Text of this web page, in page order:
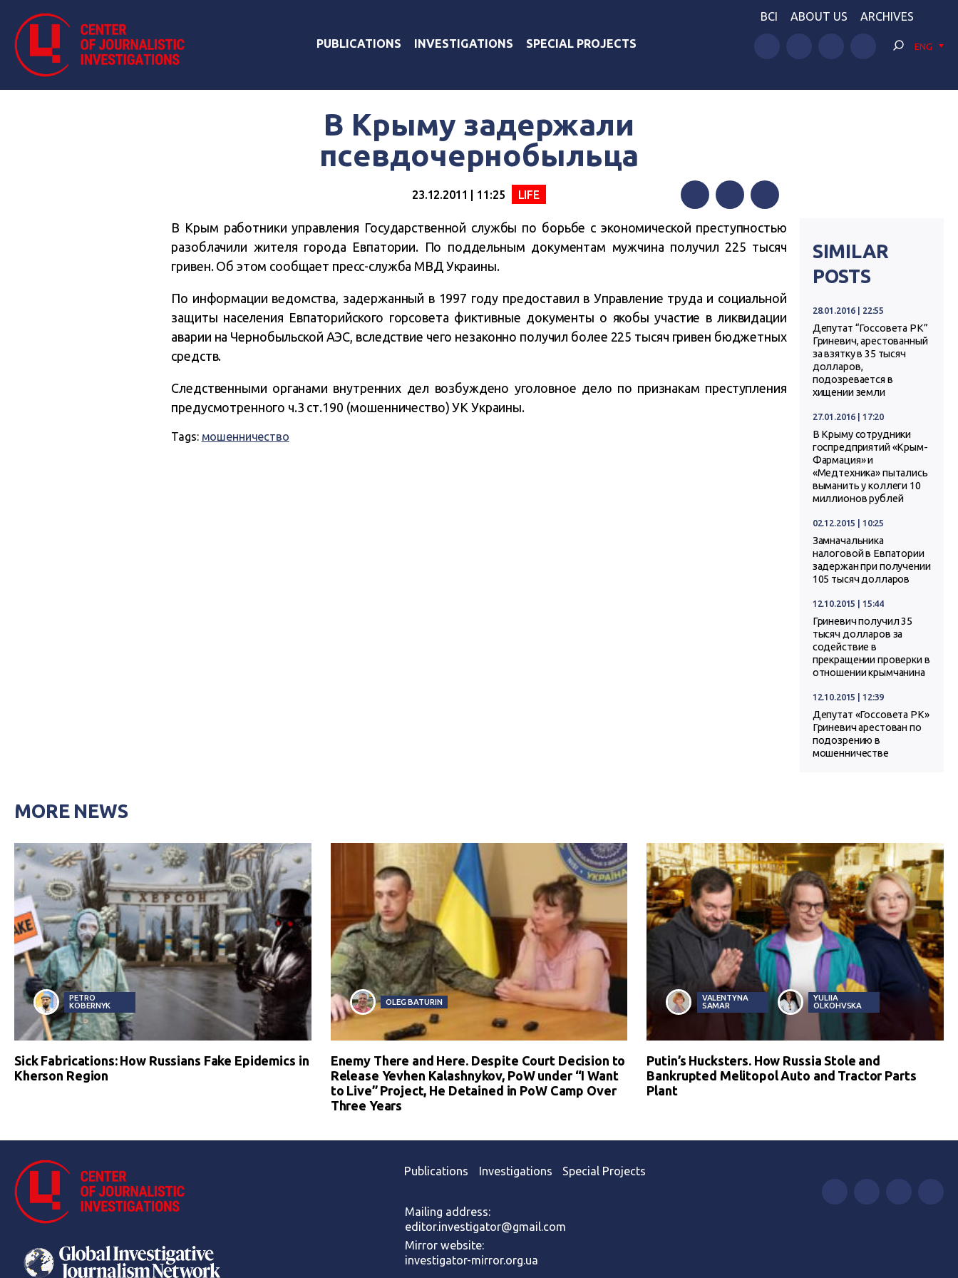
PUBLICATIONS INVESTIGATIONS SPECIAL PROJECTS
BCI ABOUT US ARCHIVES
ENG
В Крыму задержали
псевдочернобыльца
23.12.2011 | 11:25 LIFE
FacebookTwitterTelegram
В Крым работники управления Государственной службы по борьбе с экономической преступностью
разоблачили жителя города Евпатории. По поддельным документам мужчина получил 225 тысяч
гривен. Об этом сообщает пресс-служба МВД Украины.
По информации ведомства, задержанный в 1997 году предоставил в Управление труда и социальной
защиты населения Евпаторийского горсовета фиктивные документы о якобы участие в ликвидации
аварии на Чернобыльской АЭС, вследствие чего незаконно получил более 225 тысяч гривен бюджетных
средств.
Следственными органами внутренних дел возбуждено уголовное дело по признакам преступления
предусмотренного ч.3 ст.190 (мошенничество) УК Украины.
Tags: мошенничество
SIMILAR
POSTS
28.01.2016 | 22:55
Депутат “Госсовета РК”
Гриневич, арестованный
за взятку в 35 тысяч
долларов,
подозревается в
хищении земли
27.01.2016 | 17:20
В Крыму сотрудники
госпредприятий «Крым-
Фармация» и
«Медтехника» пытались
выманить у коллеги 10
миллионов рублей
02.12.2015 | 10:25
Замначальника
налоговой в Евпатории
задержан при получении
105 тысяч долларов
12.10.2015 | 15:44
Гриневич получил 35
тысяч долларов за
содействие в
прекращении проверки в
отношении крымчанина
12.10.2015 | 12:39
Депутат «Госсовета РК»
Гриневич арестован по
подозрению в
мошенничестве
MORE NEWS
PETRO
KOBERNYK
Sick Fabrications: How Russians Fake Epidemics in
Kherson Region
OLEG BATURIN
Enemy There and Here. Despite Court Decision to
Release Yevhen Kalashnykov, PoW under “I Want
to Live” Project, He Detained in PoW Camp Over
Three Years
VALENTYNA
SAMAR
YULIIA
OLKOHVSKA
Putin’s Hucksters. How Russia Stole and
Bankrupted Melitopol Auto and Tractor Parts
Plant
Publications Investigations Special Projects
Mailing address:
editor.investigator@gmail.com
Mirror website:
investigator-mirror.org.ua